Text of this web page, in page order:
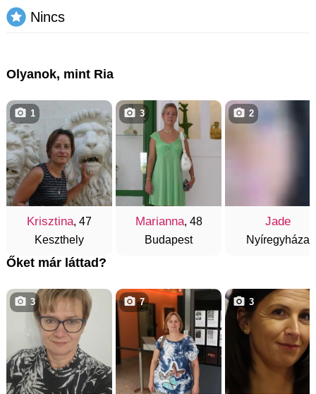
Nincs
Olyanok, mint Ria
Krisztina, 47
Keszthely
1
Marianna, 48
Budapest
3
Jade
Nyíregyháza
2
Őket már láttad?
3 7 3